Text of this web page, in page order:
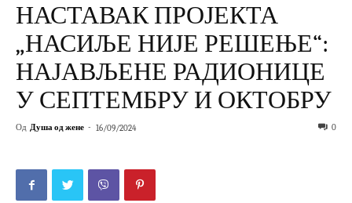
НАСТАВАК ПРОЈЕКТА
„НАСИЉЕ НИЈЕ РЕШЕЊЕ“:
НАЈАВЉЕНЕ РАДИОНИЦЕ
У СЕПТЕМБРУ И ОКТОБРУ
Од Душа од жене - 16/09/2024 0